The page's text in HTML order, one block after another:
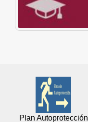
Plan Autoprotección